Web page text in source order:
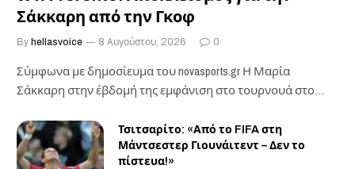
Σάκκαρη από την Γκοφ
By hellasvoice 8 Αυγούστου, 2026 0
Σύμφωνα με δημοσίευμα του novasports.gr Η Μαρία
Σάκκαρη στην έβδομή της εμφάνιση στο τουρνουά στο…
Τσιτσαρίτο: «Από το FIFA στη
Μάντσεστερ Γιουνάιτεντ – Δεν το
πίστευα!»